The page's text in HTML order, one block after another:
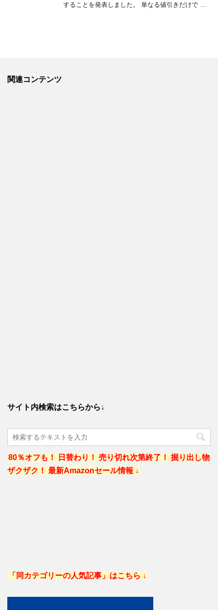
することを発表しました。 単なる値引きだけで …
関連コンテンツ
サイト内検索はこちらから↓
80％オフも！ 日替わり！ 売り切れ次第終了！ 掘り出し物
ザクザク！ 最新Amazonセール情報 ↓
「同カテゴリーの人気記事」はこちら ↓